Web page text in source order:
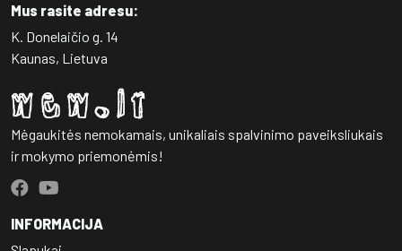
Mus rasite adresu:
K. Donelaičio g. 14
Kaunas, Lietuva
Mėgaukitės nemokamais, unikaliais spalvinimo paveiksliukais
ir mokymo priemonėmis!
INFORMACIJA